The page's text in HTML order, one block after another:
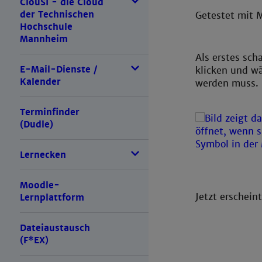
der Technischen
Hochschule
Mannheim
E-Mail-Dienste /
Kalender
Terminfinder
(Dudle)
Lernecken
Moodle-
Lernplattform
Dateiaustausch
(F*EX)
Getestet mit
Als erstes
klicken und
werden muss.
Jetzt erscheint